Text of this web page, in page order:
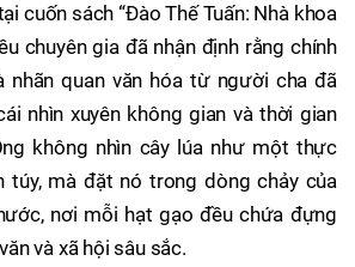
cuốn sách “Đào Thế Tuấn: Nhà khoa
chuyên gia đã nhận định rằng chính
nhãn quan văn hóa từ người cha đã
nhìn xuyên không gian và thời gian
không nhìn cây lúa như một thực
túy, mà đặt nó trong dòng chảy của
nơi mỗi hạt gạo đều chứa đựng
và xã hội sâu sắc.